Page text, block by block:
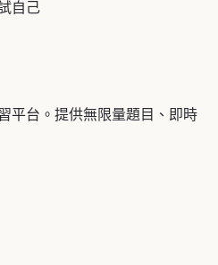
自己
平台。提供無限量題目、即時